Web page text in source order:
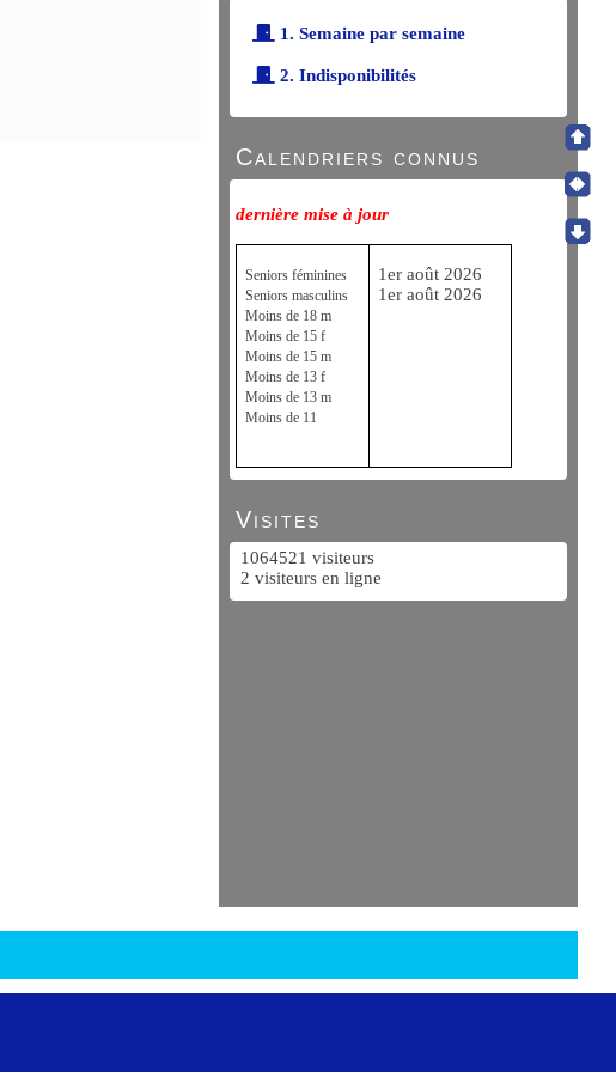
1. Semaine par semaine
2. Indisponibilités
Calendriers connus
dernière mise à jour
Seniors féminines
Seniors masculins
Moins de 18 m
Moins de 15 f
Moins de 15 m
Moins de 13 f
Moins de 13 m
Moins de 11
1er août 2026
1er août 2026
Visites
1064521 visiteurs
2 visiteurs en ligne